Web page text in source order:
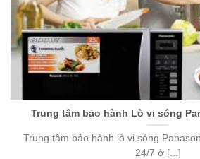
Trung tâm bảo hành Lò vi sóng
Trung tâm bảo hành lò vi sóng
24/7 ở [...]